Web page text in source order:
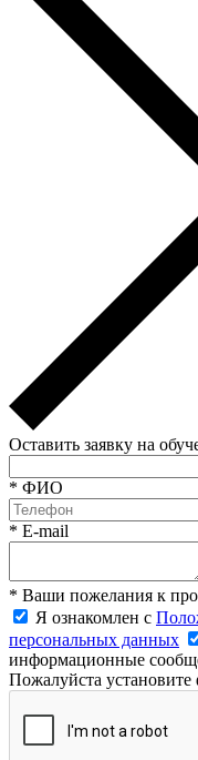
Оставить заявку на
* ФИО
* E-mail
* Ваши пожелания к
Я ознакомлен с
персональных данных
информационные
Пожалуйста